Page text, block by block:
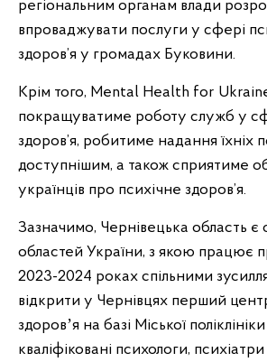
регіональним органам влади
впроваджувати послуги у сфері
здоров’я у громадах Буковини.
Крім того, Mental Health for
покращуватиме роботу служб у
здоров’я, робитиме надання їхніх
доступнішим, а також сприятиме
українців про психічне здоров’я.
Зазначимо, Чернівецька область є
областей України, з якою працює
2023-2024 роках спільними
відкрити у Чернівцях перший
здоровʼя на базі Міської
кваліфіковані психологи, психіатри